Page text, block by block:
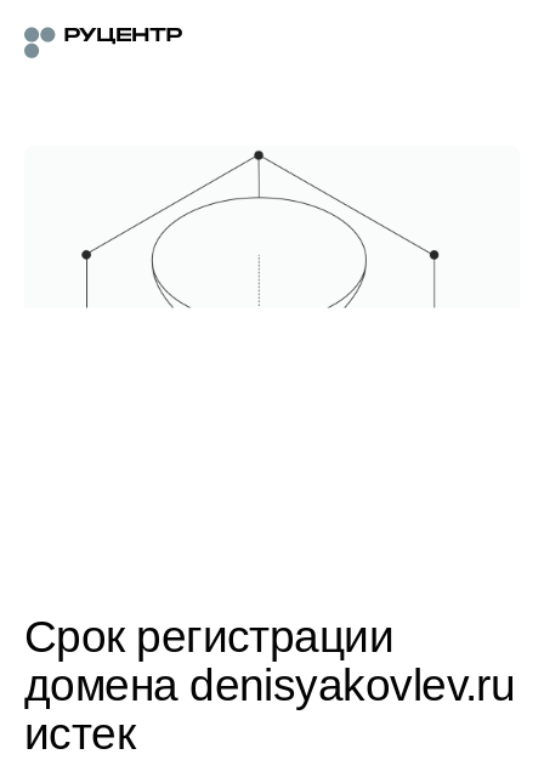
Срок регистрации
домена denisyakovlev.ru
истек